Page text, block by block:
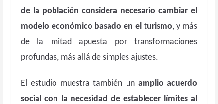
de la población considera necesario cambiar el
modelo económico basado en el turismo, y más
de la mitad apuesta por transformaciones
profundas, más allá de simples ajustes.
El estudio muestra también unamplio acuerdo
social con la necesidad de establecer límites al